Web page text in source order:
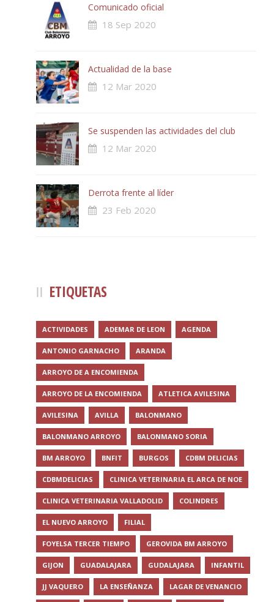
Comunicado oficial
18 Sep 2020
Actualidad de la base
12 Mar 2020
Se suspenden las actividades del club
12 Mar 2020
Derrota frente al líder
23 Feb 2020
ETIQUETAS
ACTIVIDADES ADEMAR DE LEON AGENDA
ANTONIO GARNACHO ARANDA
ARROYO DE A ENCOMIENDA
ARROYO DE LA ENCOMIENDA ATLETICA AVILESINA
AVILESINA AVILLA BALONMANO
BALONMANO ARROYO BALONMANO SORIA
BM ARROYO BNFIT BURGOS CDBM DELICIAS
CDBMDELICIAS CLINICA VETERINARIA EL ARCA DE NOE
CLINICA VETERINARIA VALLADOLID COLINDRES
EL NUEVO ARROYO FILIAL
FOYELSA TERCER TIEMPO GEROVIDA BM ARROYO
GIJON GUADALAJARA GUDALAJARA INFANTIL
JJ VAQUERO LA ENSEÑANZA LAGAR DE VENANCIO